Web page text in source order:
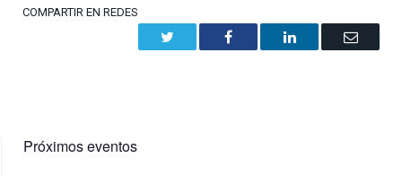
COMPARTIR EN REDES
Facebook LinkedIn Email
Próximos eventos